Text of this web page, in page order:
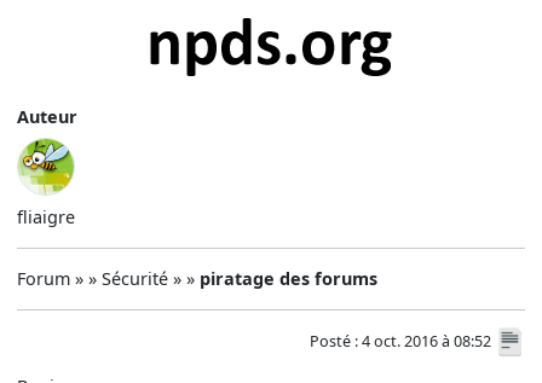
Auteur
fliaigre
Forum » » Sécurité » » piratage des forums
Posté : 4 oct. 2016 à 08:52